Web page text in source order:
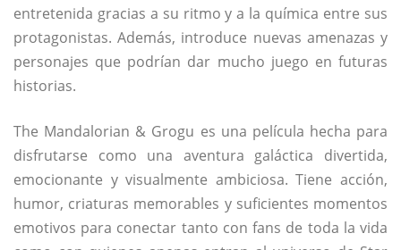
entretenida gracias a su ritmo y a la química entre sus
protagonistas. Además, introduce nuevas amenazas y
personajes que podrían dar mucho juego en futuras
historias.
The Mandalorian & Grogu es una película hecha para
disfrutarse como una aventura galáctica divertida,
emocionante y visualmente ambiciosa. Tiene acción,
humor, criaturas memorables y suficientes momentos
emotivos para conectar tanto con fans de toda la vida